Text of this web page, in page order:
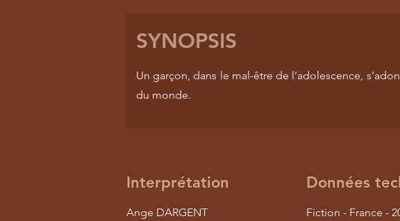
SYNOPSIS
Un garçon, dans le mal-être de l’adolescence,
du monde.
Interprétation Données
Ange DARGENT
Fiction - France -